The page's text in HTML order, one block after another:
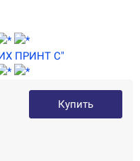
САМООБСЛУЖИВАНИЯ
СБОРА ДАННЫХ
Купить